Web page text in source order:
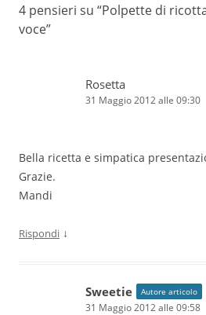
4 pensieri su “Polpette di
voce”
Rosetta
31 Maggio 2012 alle 09:30
Bella ricetta e simpatica
Grazie.
Mandi
Rispondi ↓
Sweetie Autore articolo
31 Maggio 2012 alle 09:58